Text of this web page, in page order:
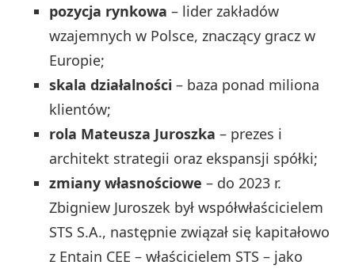
pozycja rynkowa – lider zakładów
wzajemnych w Polsce, znaczący gracz w
Europie;
skala działalności – baza ponad miliona
klientów;
rola Mateusza Juroszka – prezes i
architekt strategii oraz ekspansji spółki;
zmiany własnościowe – do 2023 r.
Zbigniew Juroszek był współwłaścicielem
STS S.A., następnie związał się kapitałowo
z Entain CEE – właścicielem STS – jako